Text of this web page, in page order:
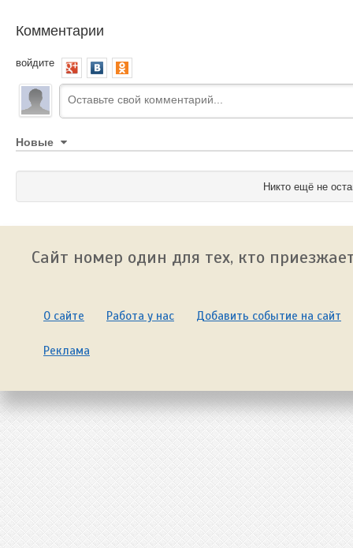
Комментарии
войдите
Новые
Никто ещё не
Сайт номер один для тех, кто
О сайте Работа у нас Добавить событие на сайт
Реклама